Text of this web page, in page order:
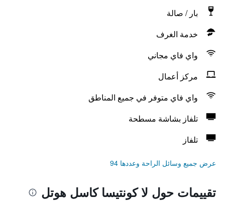
بار / صالة
خدمة الغرف
واي فاي مجاني
مركز أعمال
واي فاي متوفر في جميع المناطق
تلفاز بشاشة مسطحة
تلفاز
عرض جميع وسائل الراحة وعددها 94
تقييمات حول لا كونتيسا كاسل هوتل